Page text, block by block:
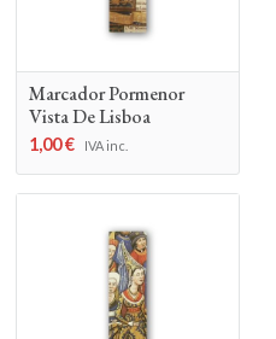
Marcador Pormenor
Vista De Lisboa
1,00€ IVA inc.